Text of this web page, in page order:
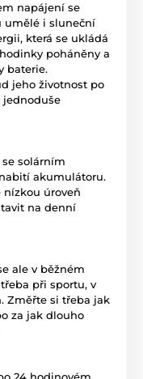
napájení se
umělé i sluneční
která se ukládá
poháněny a
baterie.
jeho životnost po
jednoduše
solárním
akumulátoru.
úroveň
na denní
ale v běžném
při sportu, v
Změřte si třeba jak
za jak dlouho